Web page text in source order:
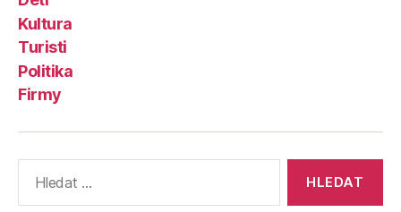
Kultura
Turisti
Politika
Firmy
vyhledávání: